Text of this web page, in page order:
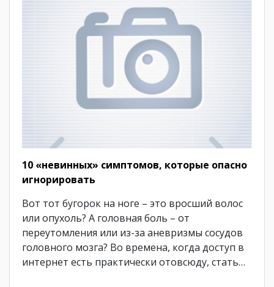
10 «невинных» симптомов, которые опасно
игнорировать
Вот тот бугорок на ноге – это вросший волос
или опухоль? А головная боль – от
переутомления или из-за аневризмы сосудов
головного мозга? Во времена, когда доступ в
интернет есть практически отовсюду, стать…